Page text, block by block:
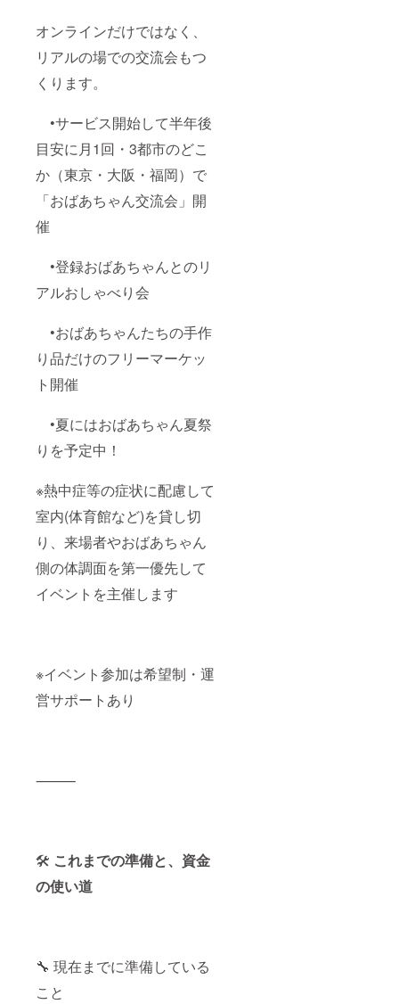
オンラインだけではなく、
リアルの場での交流会もつ
くります。
•サービス開始して半年後
目安に月1回・3都市のどこ
か（東京・大阪・福岡）で
「おばあちゃん交流会」開
催
•登録おばあちゃんとのリ
アルおしゃべり会
•おばあちゃんたちの手作
り品だけのフリーマーケッ
ト開催
•夏にはおばあちゃん夏祭
りを予定中！
※熱中症等の症状に配慮して
室内(体育館など)を貸し切
り、来場者やおばあちゃん
側の体調面を第一優先して
イベントを主催します
※イベント参加は希望制・運
営サポートあり
⸻
🛠️ これまでの準備と、資金
の使い道
🔧 現在までに準備している
こと